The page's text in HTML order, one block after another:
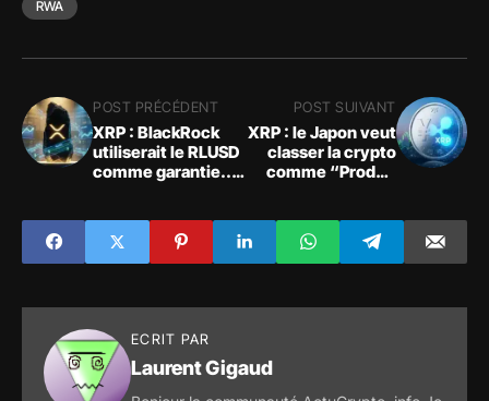
RWA
POST PRÉCÉDENT
XRP : BlackRock
utiliserait le RLUSD
comme garantie...
s'enflamment
POST SUIVANT
XRP : le Japon veut
classer la crypto
comme “Produit
ECRIT PAR
Laurent Gigaud